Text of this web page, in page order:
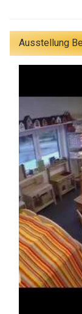
Ausstellung